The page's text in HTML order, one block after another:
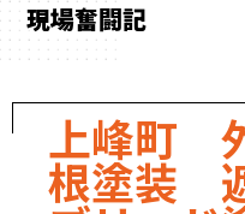
現場奮闘記
上峰町
根塗装